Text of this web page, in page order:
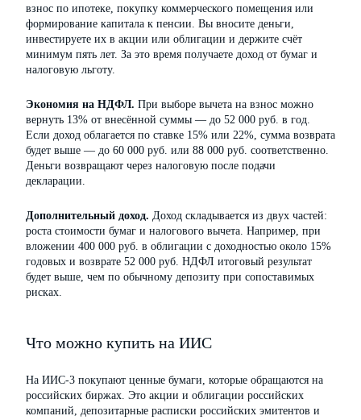
взнос по ипотеке, покупку коммерческого помещения или
формирование капитала к пенсии. Вы вносите деньги,
инвестируете их в акции или облигации и держите счёт
минимум пять лет. За это время получаете доход от бумаг и
налоговую льготу.
Экономия на НДФЛ. При выборе вычета на взнос можно
вернуть 13% от внесённой суммы — до 52 000 руб. в год.
Если доход облагается по ставке 15% или 22%, сумма возврата
будет выше — до 60 000 руб. или 88 000 руб. соответственно.
Деньги возвращают через налоговую после подачи
декларации.
Дополнительный доход. Доход складывается из двух частей:
роста стоимости бумаг и налогового вычета. Например, при
вложении 400 000 руб. в облигации с доходностью около 15%
годовых и возврате 52 000 руб. НДФЛ итоговый результат
будет выше, чем по обычному депозиту при сопоставимых
рисках.
Что можно купить на ИИС
На ИИС-3 покупают ценные бумаги, которые обращаются на
российских биржах. Это акции и облигации российских
компаний, депозитарные расписки российских эмитентов и